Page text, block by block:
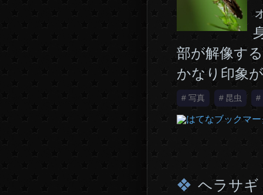
部が解像す
かなり印象
# 写真 # 昆虫 #
ヘラサギ